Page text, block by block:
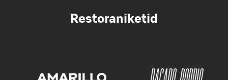
Restoraniketid